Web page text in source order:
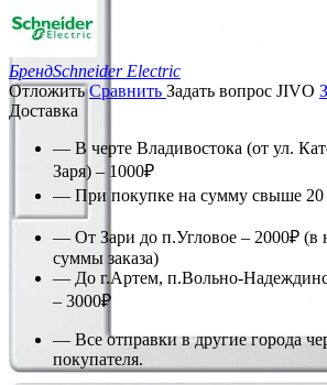
БрендSchneider Electric
Отложить Сравнить Задать вопрос JIVO
Доставка
— В черте Владивостока (от ул.
Заря) – 1000₽
— При покупке на сумму свыше 20
— От Зари до п.Угловое – 2000₽ (в
суммы заказа)
— До г.Артем, п.Вольно-
– 3000₽
— Все отправки в другие города
покупателя.